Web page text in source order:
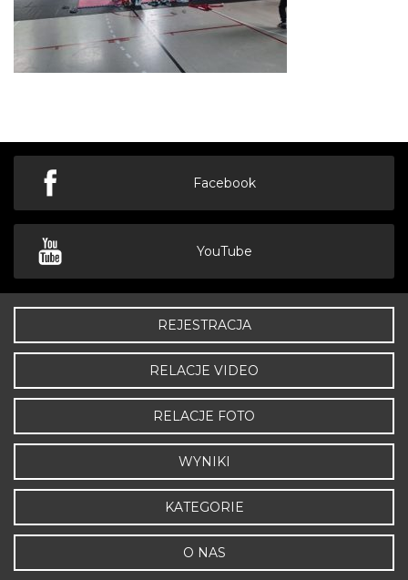
Facebook
YouTube
REJESTRACJA
RELACJE VIDEO
RELACJE FOTO
WYNIKI
KATEGORIE
O NAS